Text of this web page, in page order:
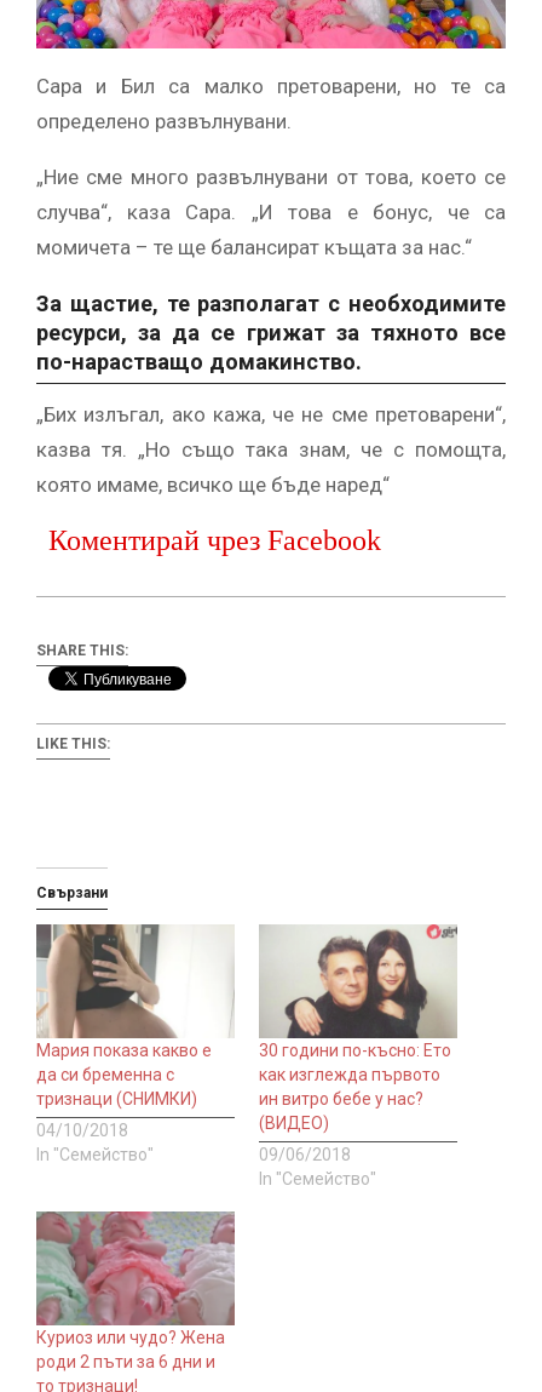
Сара и Бил са малко претоварени, но те са
определено развълнувани.
„Ние сме много развълнувани от това, което се
случва“, каза Сара. „И това е бонус, че са
момичета – те ще балансират къщата за нас.“
За щастие, те разполагат с необходимите
ресурси, за да се грижат за тяхното все
по-нарастващо домакинство.
„Бих излъгал, ако кажа, че не сме претоварени“,
казва тя. „Но също така знам, че с помощта,
която имаме, всичко ще бъде наред“
Коментирай чрез Facebook
SHARE THIS:
LIKE THIS:
Свързани
Мария показа какво е
да си бременна с
тризнаци (СНИМКИ)
04/10/2018
In "Семейство"
30 години по-късно: Ето
как изглежда първото
ин витро бебе у нас?
(ВИДЕО)
09/06/2018
In "Семейство"
Куриоз или чудо? Жена
роди 2 пъти за 6 дни и
то тризнаци!